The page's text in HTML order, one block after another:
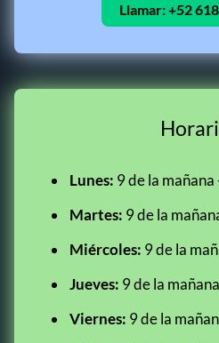
Llamar:+52
Lunes: 9 de la
Martes: 9 de la
Miércoles: 9 de la
Jueves: 9 de la
Viernes: 9 de la